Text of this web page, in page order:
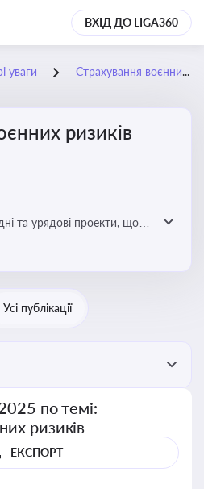
ВХІД ДО LIGA360
уваги Страхування воєнних ризиків
ризиків
та урядові проекти, що
ризики для власників
Усі публікації
по темі:
ризиків
ЕКСПОРТ